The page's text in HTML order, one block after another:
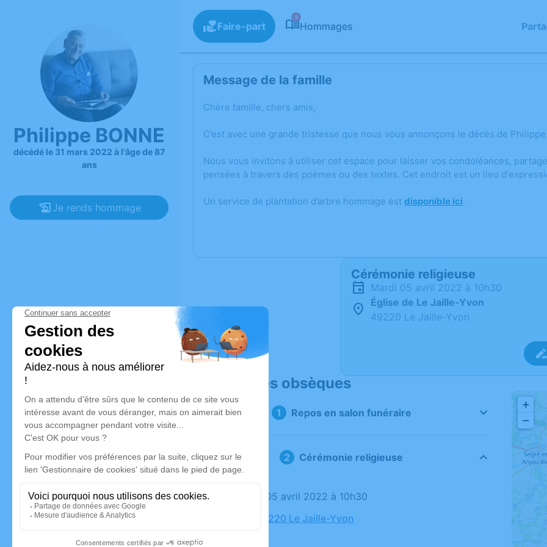
Philippe BONNE
décédé le 31 mars 2022 à l'âge de 87
ans
Je rends hommage
Faire-part
9
Hommages
Message de la famille
Chère famille, chers amis,
C’est avec une grande tristesse que nous vous annonçons le décès de
Nous vous invitons à utiliser cet espace pour laisser vos condoléances,
pensées à travers des poèmes ou des textes. Cet endroit est un lieu
Un service de plantation d’arbre hommage est disponible ici.
Cérémonie religieuse
mardi 05 avril 2022 à 10h30
Église de Le Jaille-Yvon
49220 Le Jaille-Yvon
Déroulé des obsèques
Repos en salon funéraire
Cérémonie religieuse
Le mardi 05 avril 2022 à 10h30
Église, 49220 Le Jaille-Yvon
+
−